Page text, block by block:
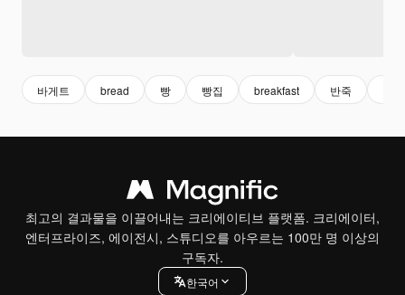
바게트 bread 빵 빵집 breakfast 반죽
최고의 결과물을 이끌어내는 크리에이티브 플랫폼. 크리에이터,
엔터프라이즈, 에이전시, 스튜디오를 아우르는 100만 명 이상의
구독자.
한국어